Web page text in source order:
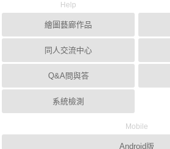
Help
繪圖藝廊作品
同人交流中心
Q&A問與答
系統檢測
Mobile
Android版